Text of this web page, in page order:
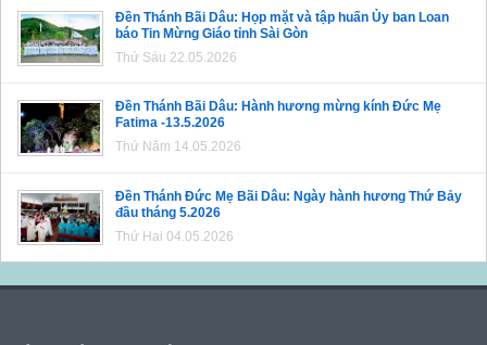
Đền Thánh Bãi Dâu: Họp mặt và tập huấn Ủy ban Loan
báo Tin Mừng Giáo tỉnh Sài Gòn
Thứ Sáu 22.05.2026
Đền Thánh Bãi Dâu: Hành hương mừng kính Đức Mẹ
Fatima -13.5.2026
Thứ Năm 14.05.2026
Đền Thánh Đức Mẹ Bãi Dâu: Ngày hành hương Thứ Bảy
đầu tháng 5.2026
Thứ Hai 04.05.2026